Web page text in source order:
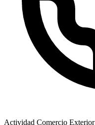
Actividad Comercio Exterior